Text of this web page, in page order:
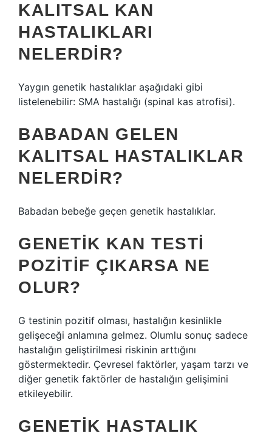
KALITSAL KAN
HASTALIKLARI
NELERDIR?
Yaygın genetik hastalıklar aşağıdaki gibi
listelenebilir: SMA hastalığı (spinal kas atrofisi).
BABADAN GELEN
KALITSAL HASTALIKLAR
NELERDIR?
Babadan bebeğe geçen genetik hastalıklar.
GENETIK KAN TESTI
POZITIF ÇIKARSA NE
OLUR?
G testinin pozitif olması, hastalığın kesinlikle
gelişeceği anlamına gelmez. Olumlu sonuç sadece
hastalığın geliştirilmesi riskinin arttığını
göstermektedir. Çevresel faktörler, yaşam tarzı ve
diğer genetik faktörler de hastalığın gelişimini
etkileyebilir.
GENETIK HASTALIK